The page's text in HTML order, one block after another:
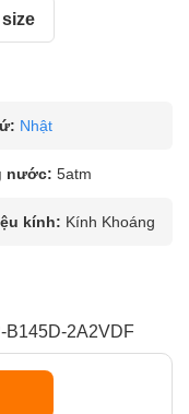
Nhật
nước: 5atm
kính: Kính Khoáng
B145D-2A2VDF